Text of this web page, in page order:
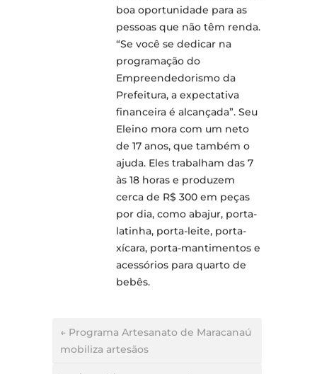
boa oportunidade para as
pessoas que não têm renda.
“Se você se dedicar na
programação do
Empreendedorismo da
Prefeitura, a expectativa
financeira é alcançada”. Seu
Eleino mora com um neto
de 17 anos, que também o
ajuda. Eles trabalham das 7
às 18 horas e produzem
cerca de R$ 300 em peças
por dia, como abajur, porta-
latinha, porta-leite, porta-
xícara, porta-mantimentos e
acessórios para quarto de
bebês.
← Programa Artesanato de Maracanaú
mobiliza artesãos